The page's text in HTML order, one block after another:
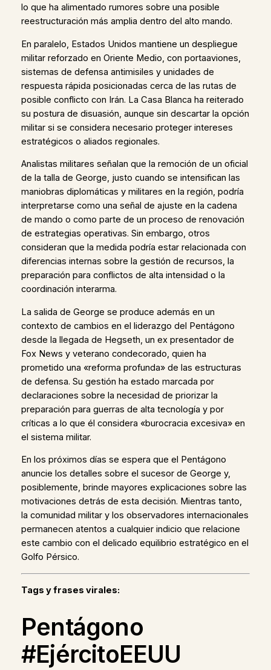
lo que ha alimentado rumores sobre una posible
reestructuración más amplia dentro del alto mando.
En paralelo, Estados Unidos mantiene un despliegue
militar reforzado en Oriente Medio, con portaaviones,
sistemas de defensa antimisiles y unidades de
respuesta rápida posicionadas cerca de las rutas de
posible conflicto con Irán. La Casa Blanca ha reiterado
su postura de disuasión, aunque sin descartar la opción
militar si se considera necesario proteger intereses
estratégicos o aliados regionales.
Analistas militares señalan que la remoción de un oficial
de la talla de George, justo cuando se intensifican las
maniobras diplomáticas y militares en la región, podría
interpretarse como una señal de ajuste en la cadena
de mando o como parte de un proceso de renovación
de estrategias operativas. Sin embargo, otros
consideran que la medida podría estar relacionada con
diferencias internas sobre la gestión de recursos, la
preparación para conflictos de alta intensidad o la
coordinación interarma.
La salida de George se produce además en un
contexto de cambios en el liderazgo del Pentágono
desde la llegada de Hegseth, un ex presentador de
Fox News y veterano condecorado, quien ha
prometido una «reforma profunda» de las estructuras
de defensa. Su gestión ha estado marcada por
declaraciones sobre la necesidad de priorizar la
preparación para guerras de alta tecnología y por
críticas a lo que él considera «burocracia excesiva» en
el sistema militar.
En los próximos días se espera que el Pentágono
anuncie los detalles sobre el sucesor de George y,
posiblemente, brinde mayores explicaciones sobre las
motivaciones detrás de esta decisión. Mientras tanto,
la comunidad militar y los observadores internacionales
permanecen atentos a cualquier indicio que relacione
este cambio con el delicado equilibrio estratégico en el
Golfo Pérsico.
Tags y frases virales:
Pentágono
#EjércitoEEUU